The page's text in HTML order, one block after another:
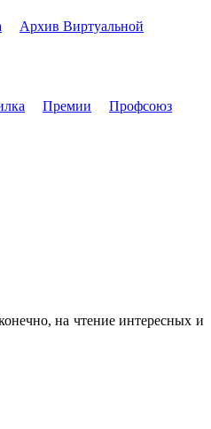
Архив Виртуальной
Премии
Профсоюз
на чтение интересных и